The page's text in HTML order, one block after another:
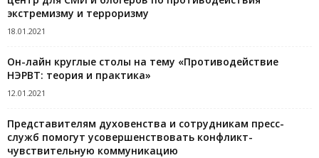
экстремизму и терроризму
18.01.2021
Он-лайн круглые столы на тему «Противодействие
НЭРВТ: теория и практика»
12.01.2021
Представителям духовенства и сотрудникам пресс-
служб помогут усовершенствовать конфликт-
чувствительную коммуникацию